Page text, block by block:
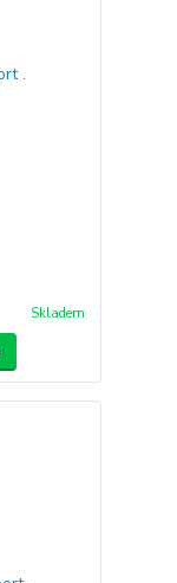
Skladem